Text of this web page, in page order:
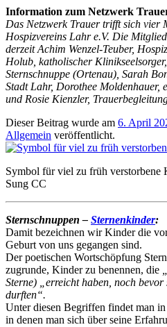
Information zum Netzwerk
Das Netzwerk Trauer trifft sich vier
Hospizvereins Lahr e.V. Die
derzeit Achim Wenzel-Teuber,
Holub, katholischer
Sternschnuppe (Ortenau), Sarah
Stadt Lahr, Dorothee Moldenhauer,
und Rosie Kienzler,
Dieser Beitrag wurde am 6. April
Allgemein veröffentlicht.
Symbol für viel zu früh
Sung CC
Sternschnuppen – Sternenkinder:
Damit bezeichnen wir Kinder die
Geburt von uns gegangen sind.
Der poetischen Wortschöpfung
zugrunde, Kinder zu benennen, die
Sterne) „erreicht haben, noch
durften“.
Unter diesen Begriffen findet man
in denen man sich über seine